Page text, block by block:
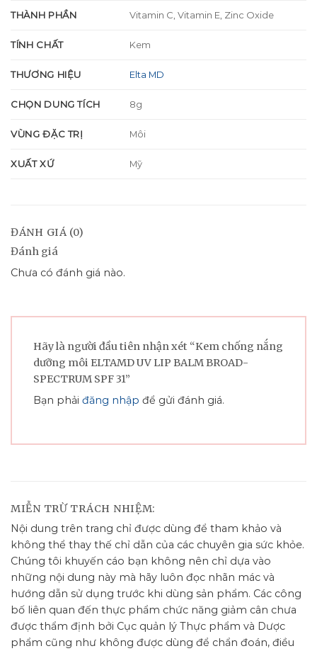
THÀNH PHẦN Vitamin C, Vitamin E, Zinc Oxide
TÍNH CHẤT Kem
THƯƠNG HIỆU Elta MD
CHỌN DUNG TÍCH 8g
VÙNG ĐẶC TRỊ Môi
XUẤT XỨ Mỹ
ĐÁNH GIÁ (0)
Đánh giá
Chưa có đánh giá nào.
Hãy là người đầu tiên nhận xét “Kem chống nắng
dưỡng môi ELTAMD UV LIP BALM BROAD-
SPECTRUM SPF 31”
Bạn phải đăng nhập để gửi đánh giá.
MIỄN TRỪ TRÁCH NHIỆM:
Nội dung trên trang chỉ được dùng để tham khảo và
không thể thay thế chỉ dẫn của các chuyên gia sức khỏe.
Chúng tôi khuyến cáo bạn không nên chỉ dựa vào
những nội dung này mà hãy luôn đọc nhãn mác và
hướng dẫn sử dụng trước khi dùng sản phẩm. Các công
bố liên quan đến thực phẩm chức năng giảm cân chưa
được thẩm định bởi Cục quản lý Thực phẩm và Dược
phẩm cũng như không được dùng để chẩn đoán, điều